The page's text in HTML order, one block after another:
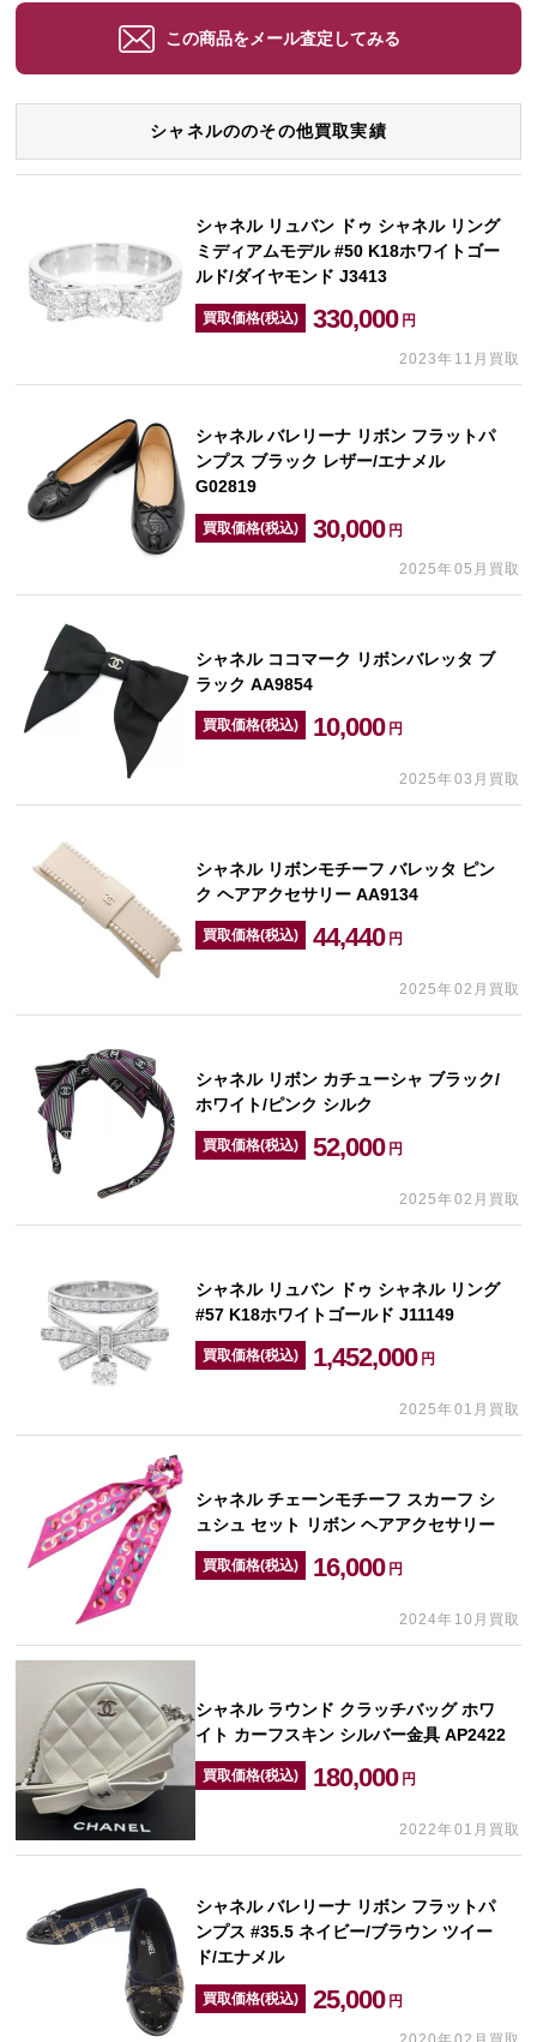
この商品をメール査定してみる
シャネルののその他買取実績
シャネル リュバン ドゥ シャネル リング
ミディアムモデル #50 K18ホワイトゴー
ルド/ダイヤモンド J3413
買取価格(税込) 330,000 円
2023年11月買取
シャネル バレリーナ リボン フラットパ
ンプス ブラック レザー/エナメル
G02819
買取価格(税込) 30,000 円
2025年05月買取
シャネル ココマーク リボンバレッタ ブ
ラック AA9854
買取価格(税込) 10,000 円
2025年03月買取
シャネル リボンモチーフ バレッタ ピン
ク ヘアアクセサリー AA9134
買取価格(税込) 44,440 円
2025年02月買取
シャネル リボン カチューシャ ブラック/
ホワイト/ピンク シルク
買取価格(税込) 52,000 円
2025年02月買取
シャネル リュバン ドゥ シャネル リング
#57 K18ホワイトゴールド J11149
買取価格(税込) 1,452,000 円
2025年01月買取
シャネル チェーンモチーフ スカーフ シ
ュシュ セット リボン ヘアアクセサリー
買取価格(税込) 16,000 円
2024年10月買取
シャネル ラウンド クラッチバッグ ホワ
イト カーフスキン シルバー金具 AP2422
買取価格(税込) 180,000 円
2022年01月買取
シャネル バレリーナ リボン フラットパ
ンプス #35.5 ネイビー/ブラウン ツイー
ド/エナメル
買取価格(税込) 25,000 円